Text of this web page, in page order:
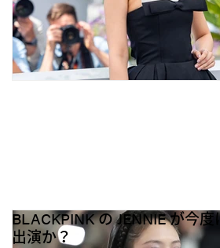
BLACKPINK の JENNIE が今
出演か？